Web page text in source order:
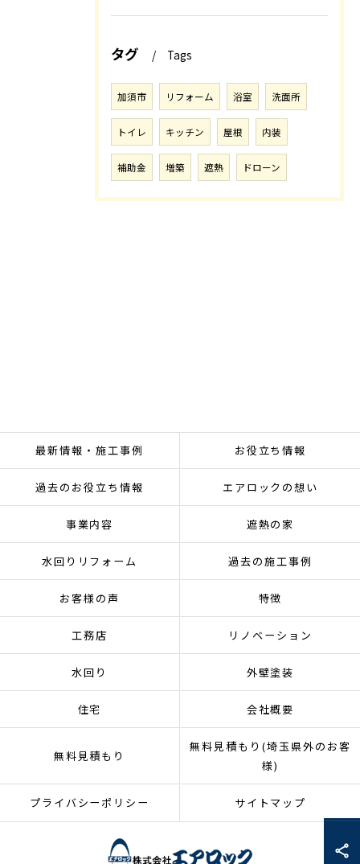
タグ Tags
加須市 リフォーム 浴室 洗面所
トイレ キッチン 屋根 内装
補助金 増築 遮熱 ドローン
最新情報・施工事例 お役立ち情報
過去のお役立ち情報 エアロックの想い
事業内容 遮熱の家
水回りリフォーム 過去の施工事例
お客様の声 特徴
工務店 リノベーション
水回り 外壁塗装
住宅 会社概要
無料見積もり
無料見積もり(埼玉県外のお客
様)
プライバシーポリシー サイトマップ